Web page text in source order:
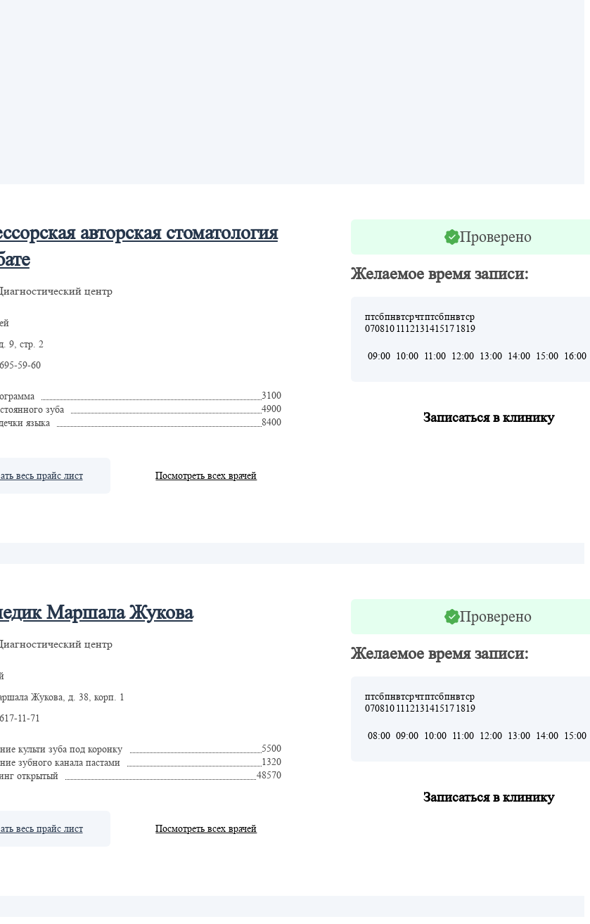
авторская стоматология
центр
9, стр. 2
59-60
3100
зуба
4900
языка
8400
весь прайс лист Посмотреть всех врачей
Проверено
Желаемое время записи:
пт
07
сб
08
пн
10
вт
11
ср
12
чт
13
пт
14
сб
15
пн
17
вт
18
ср
19
09:00 10:00 11:00 12:00 13:00 14:00 15:00 16:00
Записаться в клинику
Маршала Жукова
центр
Жукова, д. 38, корп. 1
11-71
культи зуба под коронку
5500
зубного канала пастами
1320
открытый
48570
весь прайс лист Посмотреть всех врачей
Проверено
Желаемое время записи:
пт
07
сб
08
пн
10
вт
11
ср
12
чт
13
пт
14
сб
15
пн
17
вт
18
ср
19
08:00 09:00 10:00 11:00 12:00 13:00 14:00 15:00
Записаться в клинику